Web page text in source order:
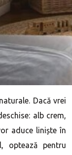
Dacă vrei
alb crem,
aduce liniște în
optează pentru